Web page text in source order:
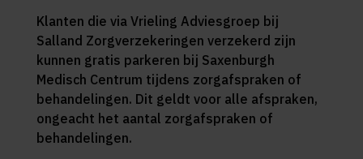
Klanten die via Vrieling Adviesgroep bij
Salland Zorgverzekeringen verzekerd zijn
kunnen gratis parkeren bij Saxenburgh
Medisch Centrum tijdens zorgafspraken of
behandelingen. Dit geldt voor alle afspraken,
ongeacht het aantal zorgafspraken of
behandelingen.